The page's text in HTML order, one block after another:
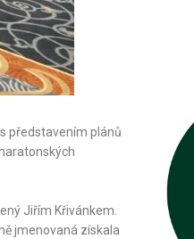
představením plánů
Jiřím Křivánkem.
jmenovaná získala